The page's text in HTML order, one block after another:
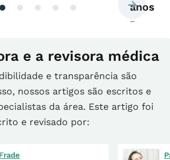
anos
Esses
e a revisora médica
e transparência são
nossos artigos são escritos e
da área. Este artigo foi
e revisado por: